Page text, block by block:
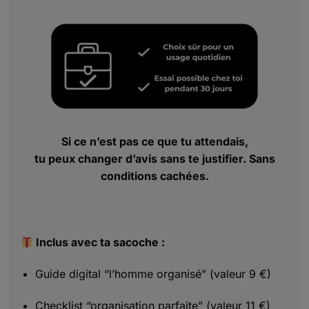
Si ce n’est pas ce que tu attendais,
tu peux changer d’avis sans te justifier. Sans
conditions cachées.
Inclus avec ta sacoche :
Guide digital “l’homme organisé” (valeur 9 €)
Checklist “organisation parfaite” (valeur 11 €)